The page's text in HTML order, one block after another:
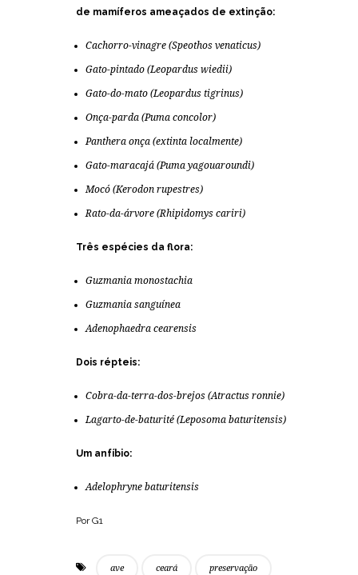
de mamíferos ameaçados de extinção:
Cachorro-vinagre (Speothos venaticus)
Gato-pintado (Leopardus wiedii)
Gato-do-mato (Leopardus tigrinus)
Onça-parda (Puma concolor)
Panthera onça (extinta localmente)
Gato-maracajá (Puma yagouaroundi)
Mocó (Kerodon rupestres)
Rato-da-árvore (Rhipidomys cariri)
Três espécies da flora:
Guzmania monostachia
Guzmania sanguínea
Adenophaedra cearensis
Dois répteis:
Cobra-da-terra-dos-brejos (Atractus ronnie)
Lagarto-de-baturité (Leposoma baturitensis)
Um anfíbio:
Adelophryne baturitensis
Por G1
ave ceará preservação